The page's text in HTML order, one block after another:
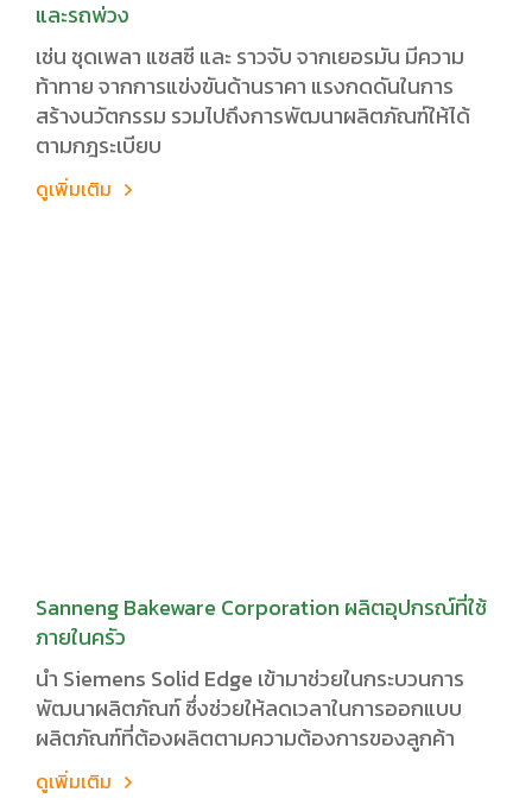
และรถพ่วง
เช่น ชุดเพลา แชสซี และ ราวจับ จากเยอรมัน มีความ
ท้าทาย จากการแข่งขันด้านราคา แรงกดดันในการ
สร้างนวัตกรรม รวมไปถึงการพัฒนาผลิตภัณฑ์ให้ได้
ตามกฎระเบียบ
ดูเพิ่มเติม
Sanneng Bakeware Corporation ผลิตอุปกรณ์ที่ใช้
ภายในครัว
นำ Siemens Solid Edge เข้ามาช่วยในกระบวนการ
พัฒนาผลิตภัณฑ์ ซึ่งช่วยให้ลดเวลาในการออกแบบ
ผลิตภัณฑ์ที่ต้องผลิตตามความต้องการของลูกค้า
ดูเพิ่มเติม